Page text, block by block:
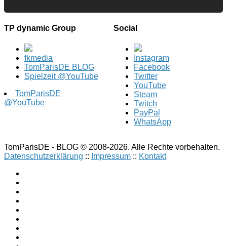
TP dynamic Group
fkmedia
TomParisDE BLOG
Spielzeit @YouTube
TomParisDE
@YouTube
Social
Instagram
Facebook
Twitter
YouTube
Steam
Twitch
PayPal
WhatsApp
TomParisDE - BLOG © 2008-2026. Alle Rechte vorbehalten.
Datenschutzerklärung :: Impressum :: Kontakt